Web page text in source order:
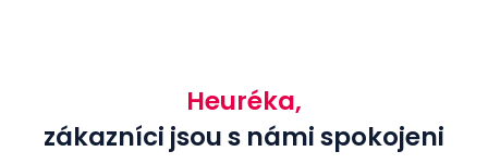
Heuréka,
zákazníci jsou s námi spokojeni